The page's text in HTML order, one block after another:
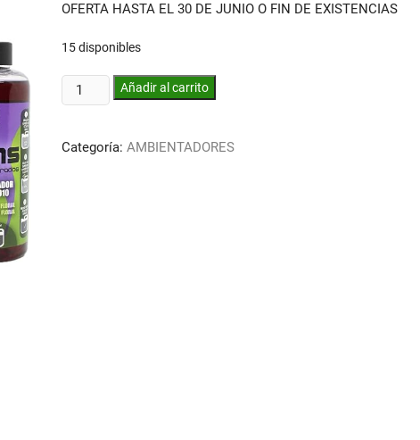
era:
es:
OFERTA HASTA EL 30 DE JUNIO O FIN DE EXISTENCIAS
15 disponibles
AMBIENTADOR
FLORAL
AHORRO
Añadir al carrito
Categoría: AMBIENTADORES